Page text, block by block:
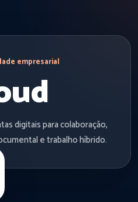
empresarial
digitais para colaboração,
e trabalho híbrido.